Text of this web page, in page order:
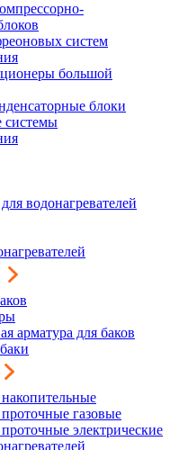
систем
большой
блоки
системы
водонагревателей
арматура для баков
газовые
электрические